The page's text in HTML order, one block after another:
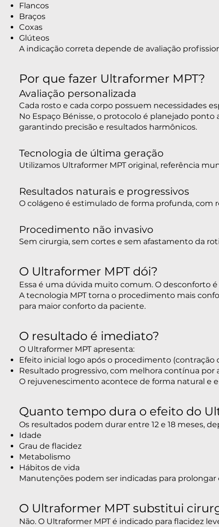
Flancos
Braços
Coxas
Glúteos
A indicação correta depende de avaliação
Por que fazer Ultraformer MPT?
Avaliação personalizada
Cada rosto e cada corpo possuem necessidades
No Espaço Bénisse, o protocolo é planejado ponto
garantindo precisão e resultados harmônicos.
Tecnologia de última geração
Utilizamos Ultraformer MPT original, referência
Resultados naturais e progressivos
O colágeno é estimulado de forma profunda, com
Procedimento não invasivo
Sem cirurgia, sem cortes e sem afastamento da
O Ultraformer MPT dói?
Essa é uma dúvida muito comum. O desconforto
A tecnologia MPT torna o procedimento mais
para maior conforto da paciente.
O resultado é imediato?
O Ultraformer MPT apresenta:
Efeito inicial logo após o procedimento (contração
Resultado progressivo, com melhora contínua por
O rejuvenescimento acontece de forma natural e
Quanto tempo dura o efeito do
Os resultados podem durar entre 12 e 18 meses,
Idade
Grau de flacidez
Metabolismo
Hábitos de vida
Manutenções podem ser indicadas para prolongar
O Ultraformer MPT substitui
Não. O Ultraformer MPT é indicado para flacidez